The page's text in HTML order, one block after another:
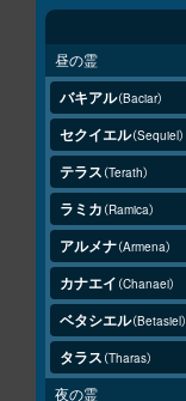
昼の霊
バキアル Baciar
セクイエル Sequiel
テラス Terath
ラミカ Ramica
アルメナ Armena
カナエイ Chanaei
ベタシエル Betasiel
タラス Tharas
夜の霊